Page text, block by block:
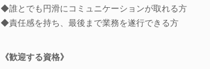
◆誰とでも円滑にコミュニケーションが取れる方
◆責任感を持ち、最後まで業務を遂行できる方
《歓迎する資格》